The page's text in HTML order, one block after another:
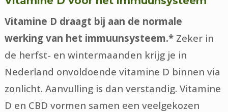
Vitamine D draagt bij aan de normale
werking van het immuunsysteem.* Zeker in
de herfst- en wintermaanden krijg je in
Nederland onvoldoende vitamine D binnen via
zonlicht. Aanvulling is dan verstandig. Vitamine
D en CBD vormen samen een veelgekozen